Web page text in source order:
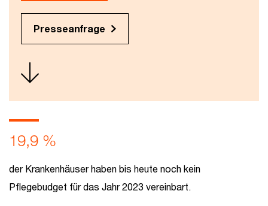
Presseanfrage
19,9 %
der Krankenhäuser haben bis heute noch kein
Pflegebudget für das Jahr 2023 vereinbart.